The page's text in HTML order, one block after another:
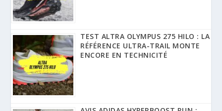
TEST ALTRA OLYMPUS 275 HILO : LA
RÉFÉRENCE ULTRA-TRAIL MONTE
ENCORE EN TECHNICITÉ